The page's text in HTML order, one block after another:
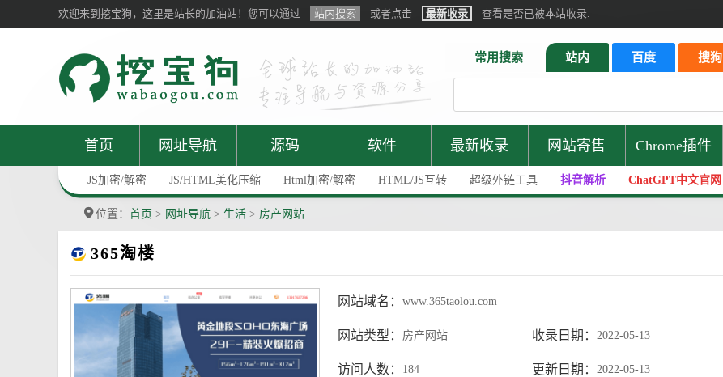
欢迎来到挖宝狗，这里是站长的加油站！您可以通过 站内搜索 或者点击 最新收录 查看是否已被本站收录.
常用搜索 站内 百度 搜狗
首页 网址导航 源码 软件 最新收录 网站寄售 Chrome插件
JS加密/解密 JS/HTML美化压缩 Html加密/解密 HTML/JS互转 超级外链工具 抖音解析 ChatGPT中文官网
位置： 首页 > 网址导航 > 生活 > 房产网站
365淘楼
网站域名： www.365taolou.com
网站类型： 房产网站 收录日期： 2022-05-13
访问人数： 184 更新日期： 2022-05-13